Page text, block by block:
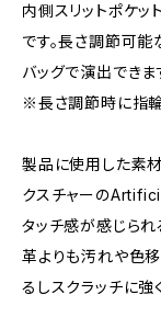
内側スリットポケ
です。長さ調節可能
バッグで演出できま
※長さ調節時に指輪
製品に使用した素
クスチャーの
タッチ感が感じられ
革よりも汚れや色
るしスクラッチに強